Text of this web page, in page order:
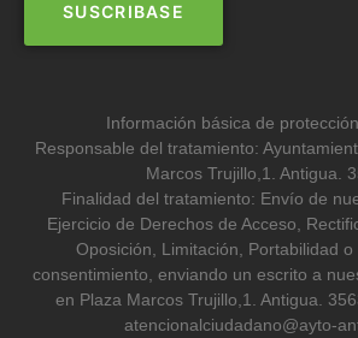
Información básica de
Responsable del tratamiento:
Marcos Trujillo,1. Antigua.
Finalidad del tratamiento: Envío de
Ejercicio de Derechos de Acceso,
Oposición, Limitación, Portabilidad
consentimiento, enviando un escrito a
en Plaza Marcos Trujillo,1. Antigua.
atencionalciudadano@ayto-